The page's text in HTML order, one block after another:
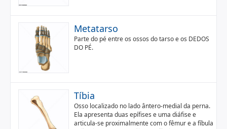
Metatarso
Parte do pé entre os ossos do tarso e os DEDOS
DO PÉ.
Tíbia
Osso localizado no lado ântero-medial da perna.
Ela apresenta duas epífises e uma diáfise e
articula-se proximalmente com o fêmur e a fíbula